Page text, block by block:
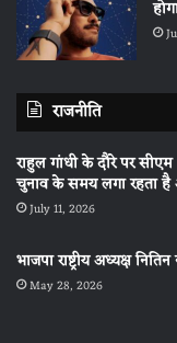
राजनीति
राहुल गांधी के दौरे पर
चुनाव के समय लगा रहता है
July 11, 2026
भाजपा राष्ट्रीय अध्यक्ष
May 28, 2026